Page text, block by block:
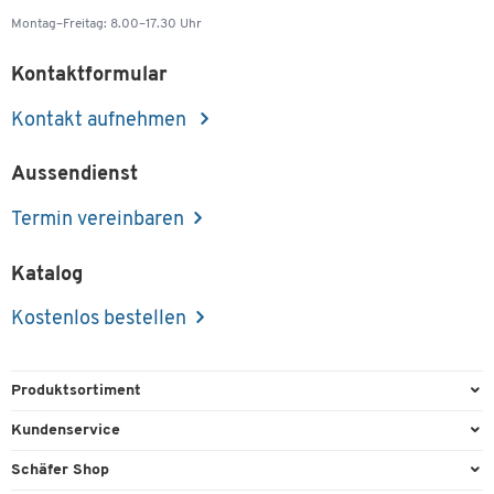
Montag–Freitag: 8.00–17.30 Uhr
Kontaktformular
Kontakt aufnehmen
Aussendienst
Termin vereinbaren
Katalog
Kostenlos bestellen
Produktsortiment
Büroausstattung
Kundenservice
Direktbestellung
Schäfer Shop